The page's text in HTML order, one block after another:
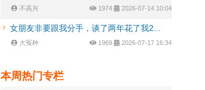
不高兴 1974 2026-07-14 10:04
女朋友非要跟我分手，谈了两年花了我2...
大冤种 1969 2026-07-17 16:34
本周热门专栏